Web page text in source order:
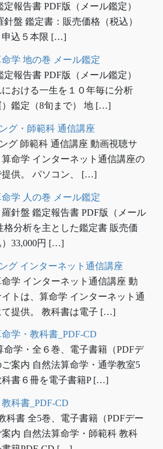
定報告書 PDF版（メール鑑定）
針盤 鑑定書：販売価格（税込）
申込５本限 […]
学 地の巻 メール鑑定
定報告書 PDF版（メール鑑定）
おける一生を１０年毎に分析
）鑑定（8旬まで） 地 […]
グ・師範科 通信講座
グ 師範科 通信講座 動画視聴サ
命学 インターネット通信講座の
提供。 パソコン、 […]
学 人の巻 メール鑑定
羅針盤 鑑定報告書 PDF版（メール
格分析を主とした鑑定書 販売価
）33,000円 […]
グ インターネット通信講座
命学 インターネット通信講座 動
トは、算命学 インターネット通
て提供。 教科書は電子 […]
学・教科書_PDF-CD
命学・全６巻、電子書籍（PDFデ
案内 自然法算命学・通学教室5
科書６冊を電子書籍P […]
科書_PDF-CD
科書 全5巻、電子書籍（PDFデー
案内 自然法算命学・師範科 教科